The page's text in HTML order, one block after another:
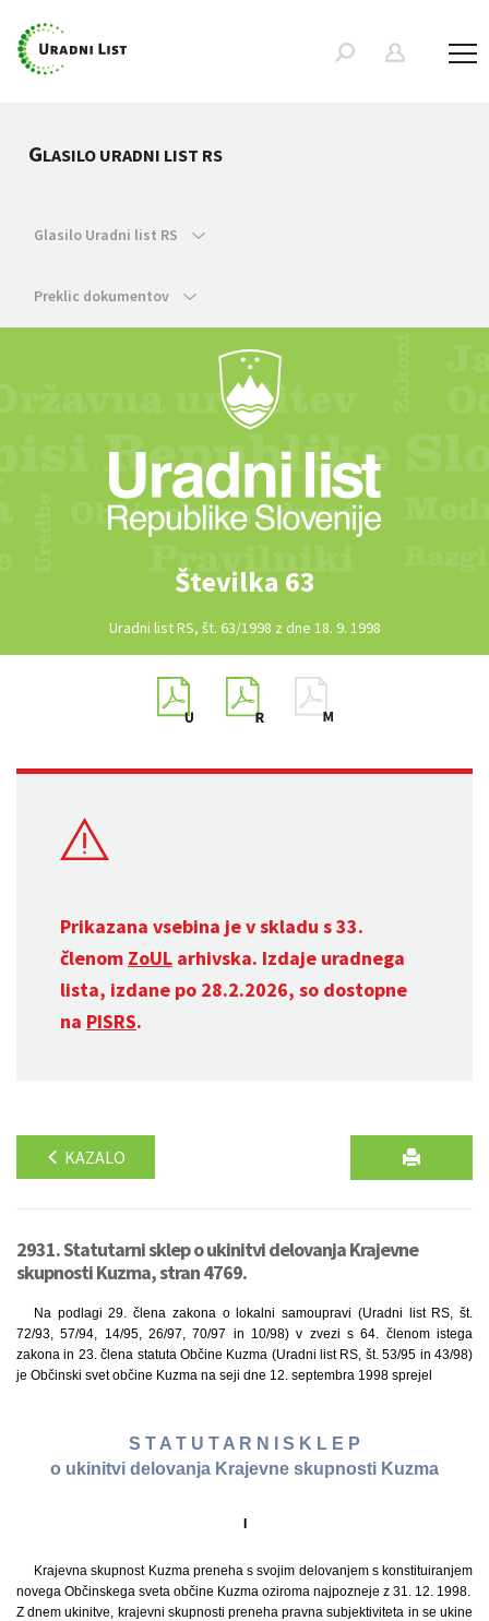
GLASILO URADNI LIST RS
Glasilo Uradni list RS
Preklic dokumentov
Številka 63
Uradni list RS, št. 63/1998 z dne 18. 9. 1998
Prikazana vsebina je v skladu s 33.
členom ZoUL arhivska. Izdaje uradnega
lista, izdane po 28.2.2026, so dostopne
na PISRS.
KAZALO
2931. Statutarni sklep o ukinitvi delovanja Krajevne
skupnosti Kuzma, stran 4769.
Na podlagi 29. člena zakona o lokalni samoupravi (Uradni list RS, št.
72/93, 57/94, 14/95, 26/97, 70/97 in 10/98) v zvezi s 64. členom istega
zakona in 23. člena statuta Občine Kuzma (Uradni list RS, št. 53/95 in 43/98)
je Občinski svet občine Kuzma na seji dne 12. septembra 1998 sprejel
S T A T U T A R N I S K L E P
o ukinitvi delovanja Krajevne skupnosti Kuzma
I
Krajevna skupnost Kuzma preneha s svojim delovanjem s konstituiranjem
novega Občinskega sveta občine Kuzma oziroma najpozneje z 31. 12. 1998.
Z dnem ukinitve, krajevni skupnosti preneha pravna subjektiviteta in se ukine